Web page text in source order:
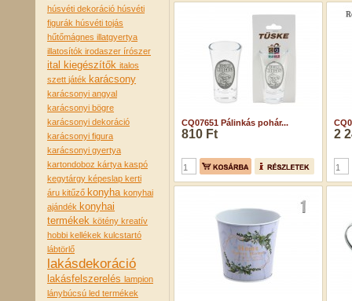
húsvéti dekoráció húsvéti
figurák húsvéti tojás
hűtőmágnes illatgyertya
illatosítók irodaszer írószer
ital kiegészítők italos
szett játék karácsony
karácsonyi angyal
karácsonyi bögre
karácsonyi dekoráció
karácsonyi figura
karácsonyi gyertya
kartondoboz kártya kaspó
kegytárgy képeslap kerti
áru kitűző konyha konyhai
ajándék konyhai
termékek kötény kreatív
hobbi kellékek kulcstartó
lábtörlő
lakásdekoráció
lakásfelszerelés lampion
lánybúcsú led termékek
CQ07651 Pálinkás pohár...
810 Ft 2